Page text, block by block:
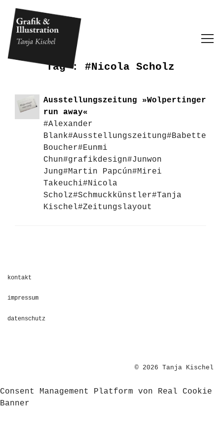
Tag : #Nicola Scholz
Ausstellungszeitung »Wolpertinger
run away«
#Alexander
Blank#Ausstellungszeitung#Babette
Boucher#Eunmi
Chun#grafikdesign#Junwon
Jung#Martin Papcún#Mirei
Takeuchi#Nicola
Scholz#Schmuckkünstler#Tanja
Kischel#Zeitungslayout
kontakt
impressum
datenschutz
© 2026 Tanja Kischel
Consent Management Platform von Real Cookie
Banner